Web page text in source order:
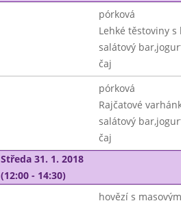
pórková
Lehké těstoviny
salátový
čaj
pórková
Rajčatové
salátový
čaj
Středa 31. 1. 2018
(12:00 - 14:30)
hovězí s